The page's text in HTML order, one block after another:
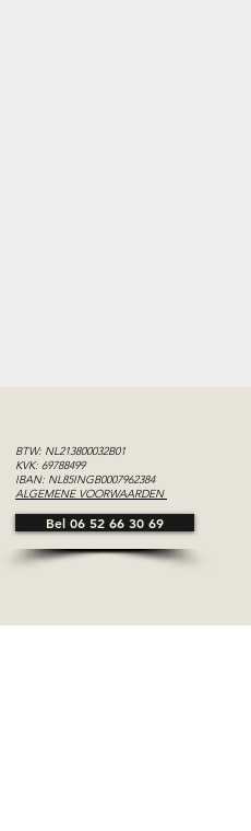
BTW: NL213800032B01
KVK: 69788499
IBAN: NL85INGB0007962384
ALGEMENE VOORWAARDEN
Bel 06 52 66 30 69